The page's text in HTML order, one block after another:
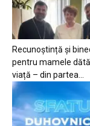
Recunoștință și
pentru mamele
viață – din partea...